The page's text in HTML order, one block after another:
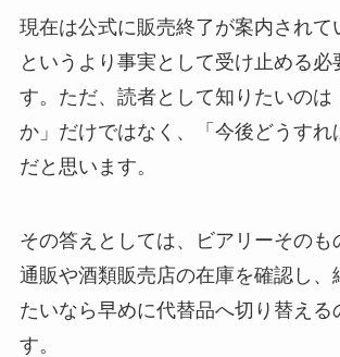
現在は公式に販売終了が案内されて
というより事実として受け止める必
す。ただ、読者として知りたいのは
か」だけではなく、「今後どうすれ
だと思います。
その答えとしては、ビアリーそのも
通販や酒類販売店の在庫を確認し、
たいなら早めに代替品へ切り替える
す。